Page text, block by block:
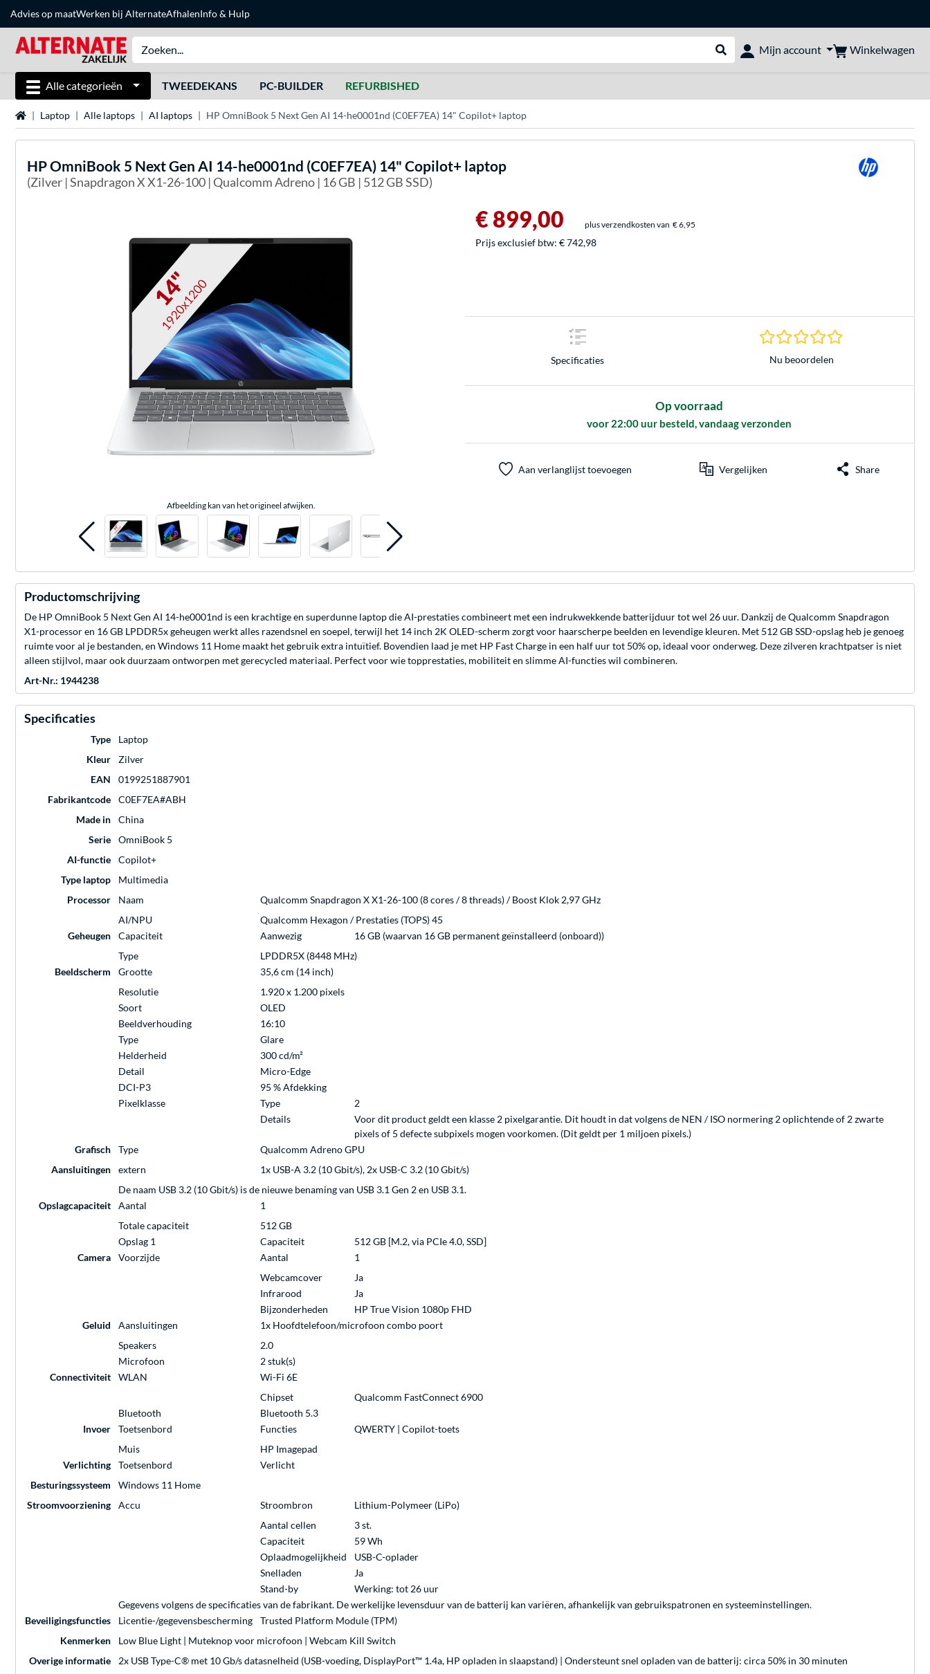
Advies op maatWerken bij AlternateAfhalenInfo & Hulp
Webshop doorzoeken
Mijn account Winkelwagen
Alle categorieën TWEEDEKANS PC-BUILDER REFURBISHED
Home Laptop Alle laptops AI laptops HP OmniBook 5 Next Gen AI 14-he0001nd (C0EF7EA) 14" Copilot+ laptop
HPOmniBook 5 Next Gen AI 14-he0001nd (C0EF7EA) 14" Copilot+ laptop
(Zilver | Snapdragon X X1-26-100 | Qualcomm Adreno | 16 GB | 512 GB SSD)
Afbeelding kan van het origineel afwijken.
€ 899,00 plus verzendkosten van € 6,95
Prijs exclusief btw: € 742,98
Specificaties
0.0 sterren
Nu beoordelen
Op voorraad
voor 22:00 uur besteld, vandaag verzonden
Aan verlanglijst toevoegen Vergelijken Share
Productomschrijving
De HP OmniBook 5 Next Gen AI 14-he0001nd is een krachtige en superdunne laptop die AI-prestaties combineert met een indrukwekkende batterijduur tot wel 26 uur. Dankzij de Qualcomm Snapdragon
X1-processor en 16 GB LPDDR5x geheugen werkt alles razendsnel en soepel, terwijl het 14 inch 2K OLED-scherm zorgt voor haarscherpe beelden en levendige kleuren. Met 512 GB SSD-opslag heb je genoeg
ruimte voor al je bestanden, en Windows 11 Home maakt het gebruik extra intuïtief. Bovendien laad je met HP Fast Charge in een half uur tot 50% op, ideaal voor onderweg. Deze zilveren krachtpatser is niet
alleen stijlvol, maar ook duurzaam ontworpen met gerecycled materiaal. Perfect voor wie topprestaties, mobiliteit en slimme AI-functies wil combineren.
Art-Nr.: 1944238
Specificaties
Type
Laptop
Kleur
Zilver
EAN
0199251887901
Fabrikantcode
C0EF7EA#ABH
Made in
China
Serie
OmniBook 5
AI-functie
Copilot+
Type laptop
Multimedia
Processor
Naam
Qualcomm Snapdragon X X1-26-100 (8 cores / 8 threads) / Boost Klok 2,97 GHz
AI/NPU
Qualcomm Hexagon / Prestaties (TOPS) 45
Geheugen
Capaciteit Aanwezig
16 GB (waarvan 16 GB permanent geïnstalleerd (onboard))
Type
LPDDR5X (8448 MHz)
Beeldscherm
Grootte
35,6 cm (14 inch)
Resolutie
1.920 x 1.200 pixels
Soort
OLED
Beeldverhouding
16:10
Type
Glare
Helderheid
300 cd/m²
Detail
Micro-Edge
DCI-P3
95 % Afdekking
Pixelklasse
Type
2
Details
Voor dit product geldt een klasse 2 pixelgarantie. Dit houdt in dat volgens de NEN / ISO normering 2 oplichtende of 2 zwarte
pixels of 5 defecte subpixels mogen voorkomen. (Dit geldt per 1 miljoen pixels.)
Grafisch
Type
Qualcomm Adreno GPU
Aansluitingen
extern
1x USB-A 3.2 (10 Gbit/s), 2x USB-C 3.2 (10 Gbit/s)
De naam USB 3.2 (10 Gbit/s) is de nieuwe benaming van USB 3.1 Gen 2 en USB 3.1.
Opslagcapaciteit
Aantal
1
Totale capaciteit
512 GB
Opslag 1
Capaciteit
512 GB [M.2, via PCIe 4.0, SSD]
Camera
Voorzijde Aantal
1
Webcamcover
Ja
Infrarood
Ja
Bijzonderheden
HP True Vision 1080p FHD
Geluid
Aansluitingen
1x Hoofdtelefoon/microfoon combo poort
Speakers
2.0
Microfoon
2 stuk(s)
Connectiviteit
WLAN
Wi-Fi 6E
Chipset
Qualcomm FastConnect 6900
Bluetooth
Bluetooth 5.3
Invoer
Toetsenbord Functies
QWERTY | Copilot-toets
Muis
HP Imagepad
Verlichting
Toetsenbord
Verlicht
Besturingssysteem
Windows 11 Home
Stroomvoorziening
Accu Stroombron
Lithium-Polymeer (LiPo)
Aantal cellen
3 st.
Capaciteit
59 Wh
Oplaadmogelijkheid
USB-C-oplader
Snelladen
Ja
Stand-by
Werking: tot 26 uur
Gegevens volgens de specificaties van de fabrikant. De werkelijke levensduur van de batterij kan variëren, afhankelijk van gebruikspatronen en systeeminstellingen.
Beveiligingsfuncties
Licentie-/gegevensbescherming
Trusted Platform Module (TPM)
Kenmerken
Low Blue Light | Muteknop voor microfoon | Webcam Kill Switch
Overige informatie
2x USB Type-C® met 10 Gb/s datasnelheid (USB-voeding, DisplayPort™ 1.4a, HP opladen in slaapstand) | Ondersteunt snel opladen van de batterij: circa 50% in 30 minuten